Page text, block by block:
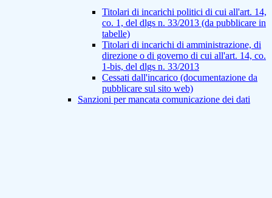
Titolari di incarichi politici di cui all'art. 14,
co. 1, del dlgs n. 33/2013 (da pubblicare in
tabelle)
Titolari di incarichi di amministrazione, di
direzione o di governo di cui all'art. 14, co.
1-bis, del dlgs n. 33/2013
Cessati dall'incarico (documentazione da
pubblicare sul sito web)
Sanzioni per mancata comunicazione dei dati